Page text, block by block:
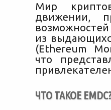
Мир
движении,
из
(Ethereum
что
ЧТО ТАКОЕ